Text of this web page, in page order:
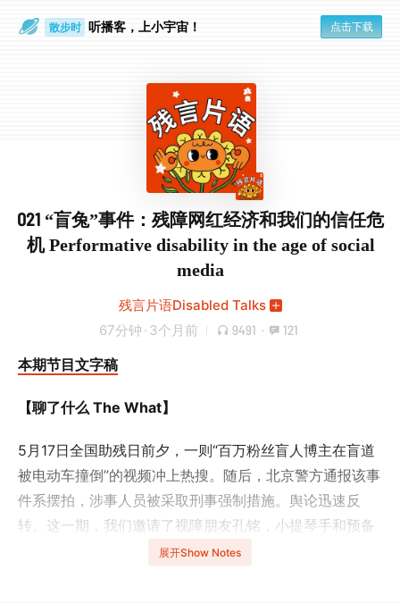
散步时 听播客，上小宇宙！ 点击下载
021 “盲兔”事件：残障网红经济和我们的信任危
机 Performative disability in the age of social
media
残言片语Disabled Talks
67分钟 · 3个月前 9491 · 121
本期节目文字稿
【聊了什么 The What】
5月17日全国助残日前夕，一则“百万粉丝盲人博主在盲道
被电动车撞倒”的视频冲上热搜。随后，北京警方通报该事
件系摆拍，涉事人员被采取刑事强制措施。舆论迅速反
转。这一期，我们邀请了视障朋友孔铭，小提琴手和预备
博士，一起聊聊“盲兔事件”背后的残障网红经济、公众对
展开Show Notes